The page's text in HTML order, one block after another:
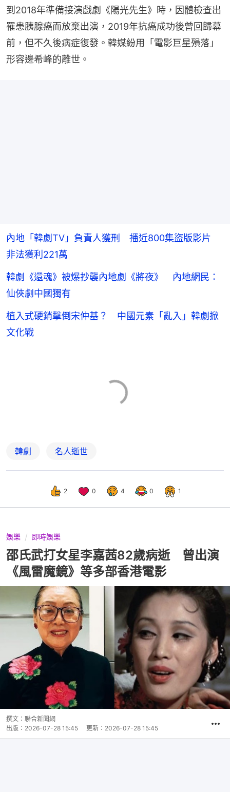
到2018年準備接演戲劇《陽光先生》時，因體檢查出
罹患胰腺癌而放棄出演，2019年抗癌成功後曾回歸幕
前，但不久後病症復發。韓媒紛用「電影巨星殞落」
形容邊希峰的離世。
內地「韓劇TV」負責人獲刑 播近800集盜版影片
非法獲利221萬
韓劇《還魂》被爆抄襲內地劇《將夜》 內地網民：
仙俠劇中國獨有
植入式硬銷擊倒宋仲基？ 中國元素「亂入」韓劇掀
文化戰
韓劇 名人逝世
2 0 4 0 1
娛樂 即時娛樂
邵氏武打女星李嘉茜82歲病逝 曾出演
《風雷魔鏡》等多部香港電影
撰文： 聯合新聞網
出版： 2026-07-28 15:45 更新： 2026-07-28 15:45